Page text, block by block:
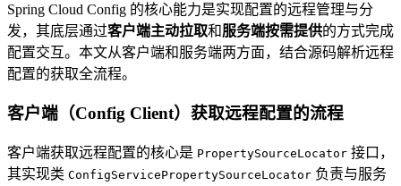
Spring Cloud Config 的核心能力是实现配置的远程管理与分
发，其底层通过客户端主动拉取和服务端按需提供的方式完成
配置交互。本文从客户端和服务端两方面，结合源码解析远程
配置的获取全流程。
客户端（Config Client）获取远程配置的流程
客户端获取远程配置的核心是 PropertySourceLocator 接口，
其实现类 ConfigServicePropertySourceLocator 负责与服务